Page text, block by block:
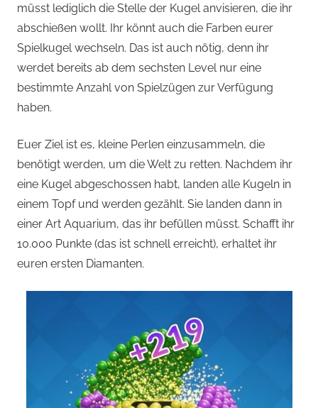
müsst lediglich die Stelle der Kugel anvisieren, die ihr
abschießen wollt. Ihr könnt auch die Farben eurer
Spielkugel wechseln. Das ist auch nötig, denn ihr
werdet bereits ab dem sechsten Level nur eine
bestimmte Anzahl von Spielzügen zur Verfügung
haben.
Euer Ziel ist es, kleine Perlen einzusammeln, die
benötigt werden, um die Welt zu retten. Nachdem ihr
eine Kugel abgeschossen habt, landen alle Kugeln in
einem Topf und werden gezählt. Sie landen dann in
einer Art Aquarium, das ihr befüllen müsst. Schafft ihr
10.000 Punkte (das ist schnell erreicht), erhaltet ihr
euren ersten Diamanten.